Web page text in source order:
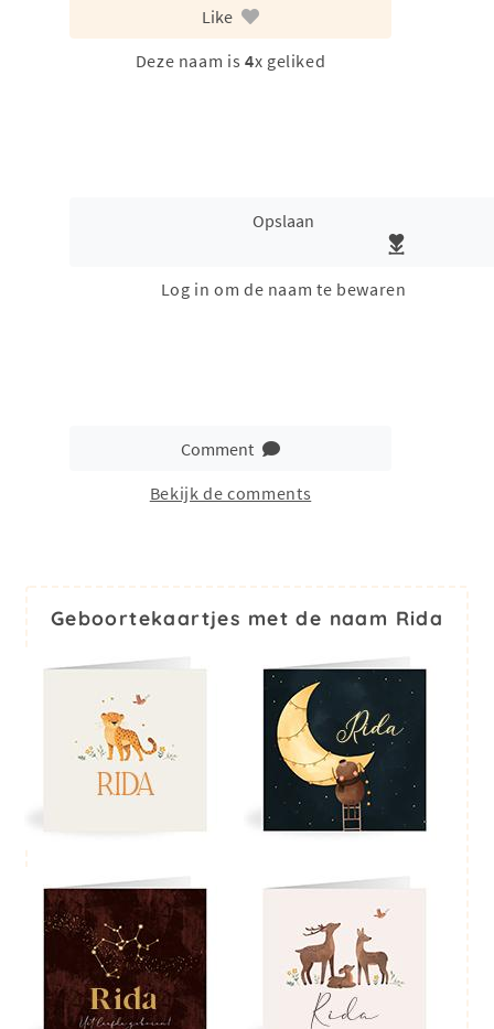
Like
Deze naam is 4x geliked
Opslaan
Log in om de naam te bewaren
Comment
Bekijk de comments
Geboortekaartjes met de naam Rida